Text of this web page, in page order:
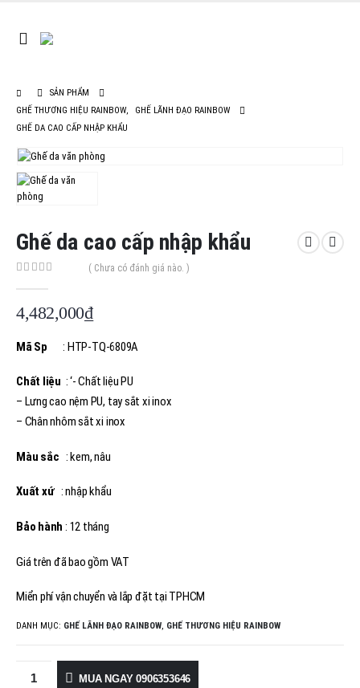
SẢN PHẨM
GHẾ THƯƠNG HIỆU RAINBOW,
GHẾ LÃNH ĐẠO RAINBOW
GHẾ DA CAO CẤP NHẬP KHẨU
Ghế da cao cấp nhập khẩu
( Chưa có đánh giá nào. )
4,482,000₫
Mã Sp : HTP-TQ-6809A
Chất liệu : ‘- Chất liệu PU
– Lưng cao nệm PU, tay sắt xi inox
– Chân nhôm sắt xi inox
Màu sắc : kem, nâu
Xuất xứ: nhập khẩu
Bảo hành : 12 tháng
Giá trên đã bao gồm VAT
Miển phí vận chuyển và lắp đặt tại TPHCM
DANH MỤC: GHẾ LÃNH ĐẠO RAINBOW, GHẾ THƯƠNG HIỆU RAINBOW
MUA NGAY 0906353646